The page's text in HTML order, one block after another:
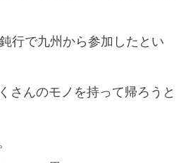
行で九州から参加したとい
さんのモノを持って帰ろうと